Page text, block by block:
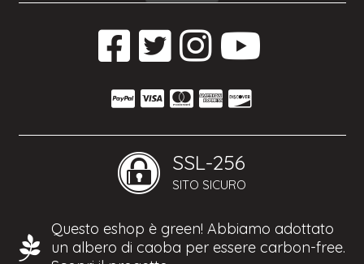
SSL-256
SITO SICURO
Questo eshop è green! Abbiamo adottato
un albero di caoba per essere carbon-free.